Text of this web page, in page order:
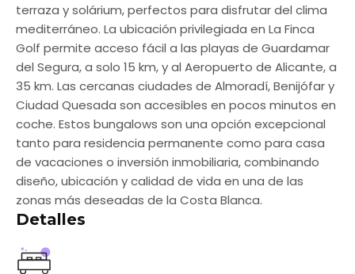
terraza y solárium, perfectos para disfrutar del clima
mediterráneo. La ubicación privilegiada en La Finca
Golf permite acceso fácil a las playas de Guardamar
del Segura, a solo 15 km, y al Aeropuerto de Alicante, a
35 km. Las cercanas ciudades de Almoradí, Benijófar y
Ciudad Quesada son accesibles en pocos minutos en
coche. Estos bungalows son una opción excepcional
tanto para residencia permanente como para casa
de vacaciones o inversión inmobiliaria, combinando
diseño, ubicación y calidad de vida en una de las
zonas más deseadas de la Costa Blanca.
Detalles